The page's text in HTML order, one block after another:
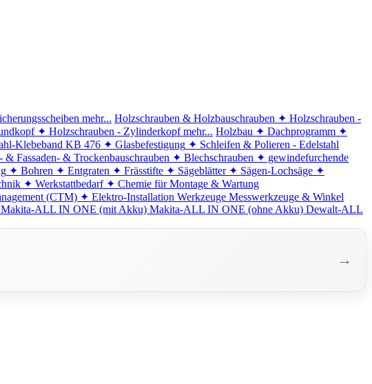
mehr... Holzschrauben & Holzbauschrauben ✦ Holzschrauben -
✦ Holzschrauben - Zylinderkopf mehr... Holzbau ✦ Dachprogramm ✦
Klebeband KB 476 ✦ Glasbefestigung ✦ Schleifen & Polieren - Edelstahl
& Fassaden- & Trockenbauschrauben ✦ Blechschrauben ✦ gewindefurchende
✦ Bohren ✦ Entgraten ✦ Frässtifte ✦ Sägeblätter ✦ Sägen-Lochsäge ✦
✦ Werkstattbedarf ✦ Chemie für Montage & Wartung
(CTM) ✦ Elektro-Installation Werkzeuge Messwerkzeuge & Winkel
Makita-ALL IN ONE (mit Akku) Makita-ALL IN ONE (ohne Akku) Dewalt-ALL
→